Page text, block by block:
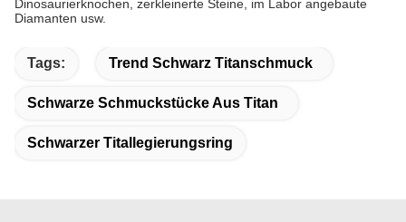
Dinosaurierknochen, zerkleinerte Steine, im Labor angebaute
Diamanten usw.
Tags: Trend Schwarz Titanschmuck
Schwarze Schmuckstücke Aus Titan
Schwarzer Titallegierungsring